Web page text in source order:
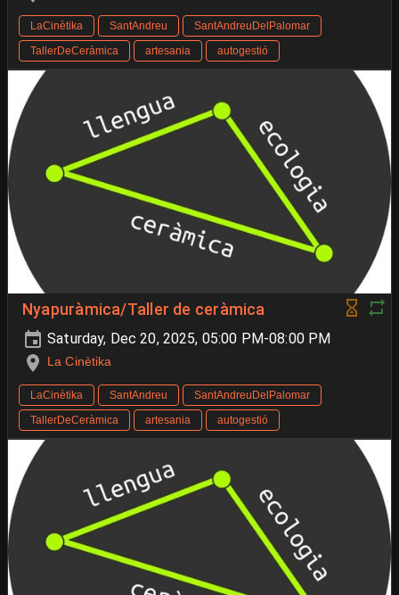
LaCinètika SantAndreu
SantAndreuDelPalomar
TallerDeCeràmica
artesania autogestió
Nyapuràmica/Taller de ceràmica
Saturday, Dec 20, 2025, 05:00 PM-08:00 PM
La Cinètika
LaCinètika SantAndreu
SantAndreuDelPalomar
TallerDeCeràmica
artesania autogestió